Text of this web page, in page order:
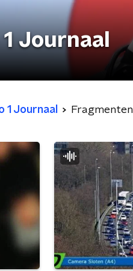
1 Journaal
1 Journaal Fragmenten